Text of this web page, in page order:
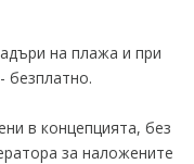
на плажа и при
безплатно.
в концепцията, без
за наложените